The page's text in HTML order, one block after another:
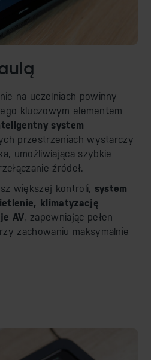
na uczelniach powinny
kluczowym elementem
system
przestrzeniach wystarczy
umożliwiająca szybkie
źródeł.
większej kontroli, system
klimatyzację
AV, zapewniając pełen
zachowaniu maksymalnie